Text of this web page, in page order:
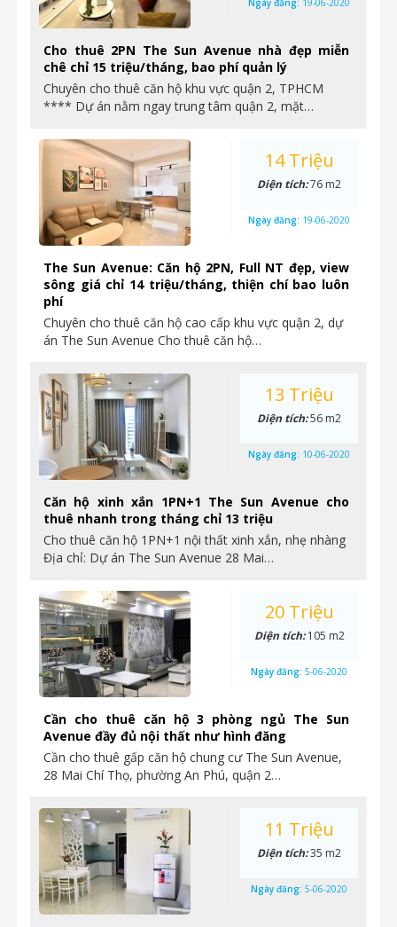
Cho thuê 2PN The Sun Avenue nhà đẹp miễn
chê chỉ 15 triệu/tháng, bao phí quản lý
Chuyên cho thuê căn hộ khu vực quận 2, TPHCM
**** Dự án nằm ngay trung tâm quận 2, mặt…
Ngày đăng: 19-06-2020
The Sun Avenue: Căn hộ 2PN, Full NT đẹp, view
sông giá chỉ 14 triệu/tháng, thiện chí bao luôn
phí
Chuyên cho thuê căn hộ cao cấp khu vực quận 2, dự
án The Sun Avenue Cho thuê căn hộ…
14 Triệu
Diện tích:76 m2
Ngày đăng: 19-06-2020
Căn hộ xinh xắn 1PN+1 The Sun Avenue cho
thuê nhanh trong tháng chỉ 13 triệu
Cho thuê căn hộ 1PN+1 nội thất xinh xắn, nhẹ nhàng
Địa chỉ: Dự án The Sun Avenue 28 Mai…
13 Triệu
Diện tích:56 m2
Ngày đăng: 10-06-2020
Cần cho thuê căn hộ 3 phòng ngủ The Sun
Avenue đầy đủ nội thất như hình đăng
Cần cho thuê gấp căn hộ chung cư The Sun Avenue,
28 Mai Chí Thọ, phường An Phú, quận 2…
20 Triệu
Diện tích:105 m2
Ngày đăng: 5-06-2020
11 Triệu
Diện tích:35 m2
Ngày đăng: 5-06-2020